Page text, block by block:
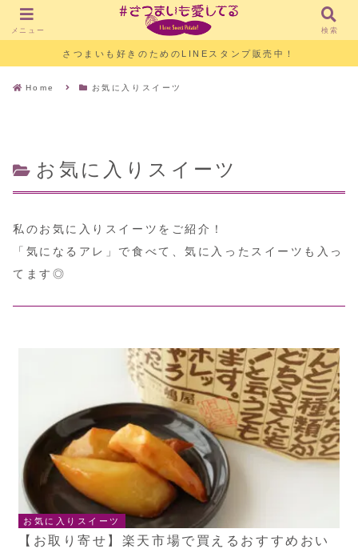
さつまいも好きのためのLINEスタンプ販売中！
Home お気に入りスイーツ
お気に入りスイーツ
私のお気に入りスイーツをご紹介！
「気になるアレ」で食べて、気に入ったスイーツも入っ
てます◎
お気に入りスイーツ
【お取り寄せ】楽天市場で買えるおすすめおい
メニュー 検索